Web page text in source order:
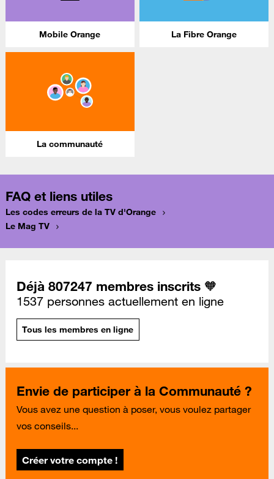
Mobile Orange La Fibre Orange
La communauté
FAQ et liens utiles
Les codes erreurs de la TV d'Orange
Le Mag TV
Déjà 807247 membres inscrits 🧡
1537 personnes actuellement en ligne
Tous les membres en ligne
Envie de participer à la Communauté ?
Vous avez une question à poser, vous voulez partager
vos conseils...
Créer votre compte !